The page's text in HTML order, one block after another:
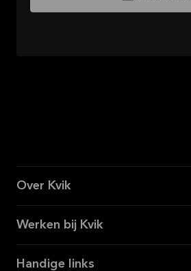
Over Kvik
Werken bij Kvik
Handige links